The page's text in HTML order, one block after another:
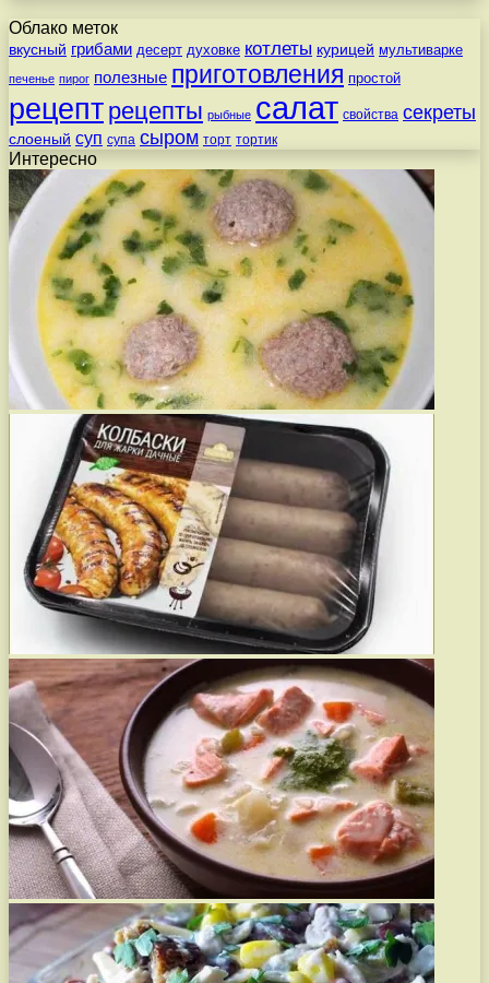
Облако меток
вкусный грибами десерт духовке котлеты курицей мультиварке
печенье пирог полезные приготовления простой
рецепт рецепты рыбные салат свойства секреты
слоеный суп супа сыром торт тортик
Интересно